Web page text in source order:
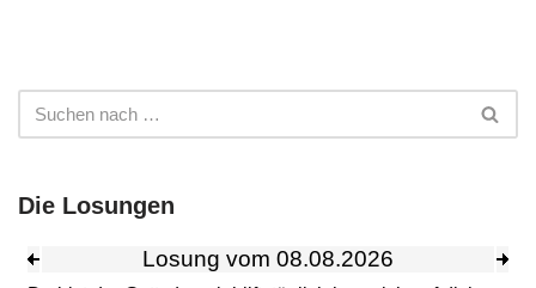
Die Losungen